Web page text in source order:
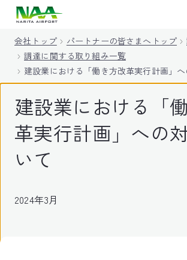
会社トップ パートナーの皆さまへトップ
調達に関する取り組み一覧
建設業における「働き方改革実行計画」
建設業における「
革実行計画」への
いて
2024年3月